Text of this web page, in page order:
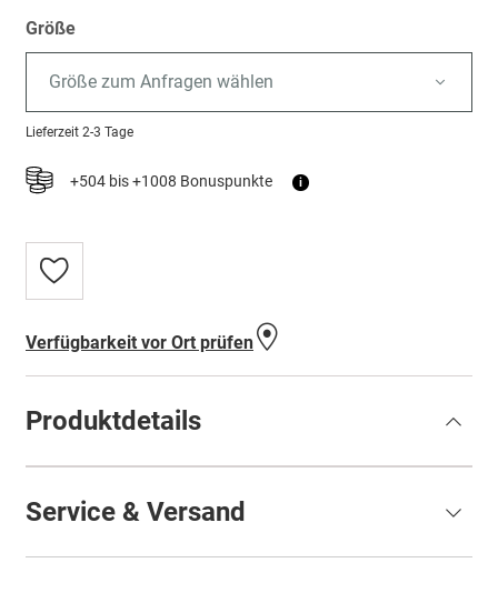
Größe
Größe zum Anfragen wählen
Lieferzeit 2-3 Tage
+504 bis +1008 Bonuspunkte i
Zur
Wunschliste
Verfügbarkeit vor Ort prüfen
Produktdetails
Service & Versand